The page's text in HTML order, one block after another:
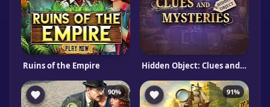
Ruins of the Empire Hidden Object: Clues and Mysteries
90% 91%